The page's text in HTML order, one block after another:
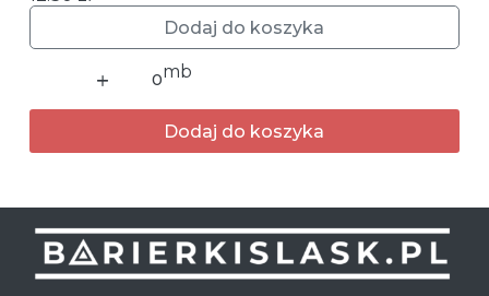
Dodaj do koszyka
Ogrodzenia
Dodaj do koszyka